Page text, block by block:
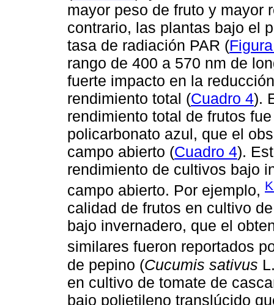
mayor peso de fruto y mayor
contrario, las plantas bajo el
tasa de radiación PAR (
rango de 400 a 570 nm de
fuerte impacto en la
rendimiento total (Cuadro 4).
rendimiento total de frutos
policarbonato azul, que el
campo abierto (Cuadro 4).
rendimiento de cultivos bajo
campo abierto. Por ejemplo,
calidad de frutos en cultivo
bajo invernadero, que el
similares fueron reportados
de pepino (Cucumis sativus
en cultivo de tomate de
bajo polietileno translúcido